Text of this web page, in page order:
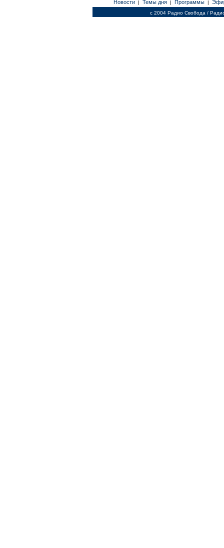
Новости | Темы дня | Программы |
c 2004 Радио Свобода /